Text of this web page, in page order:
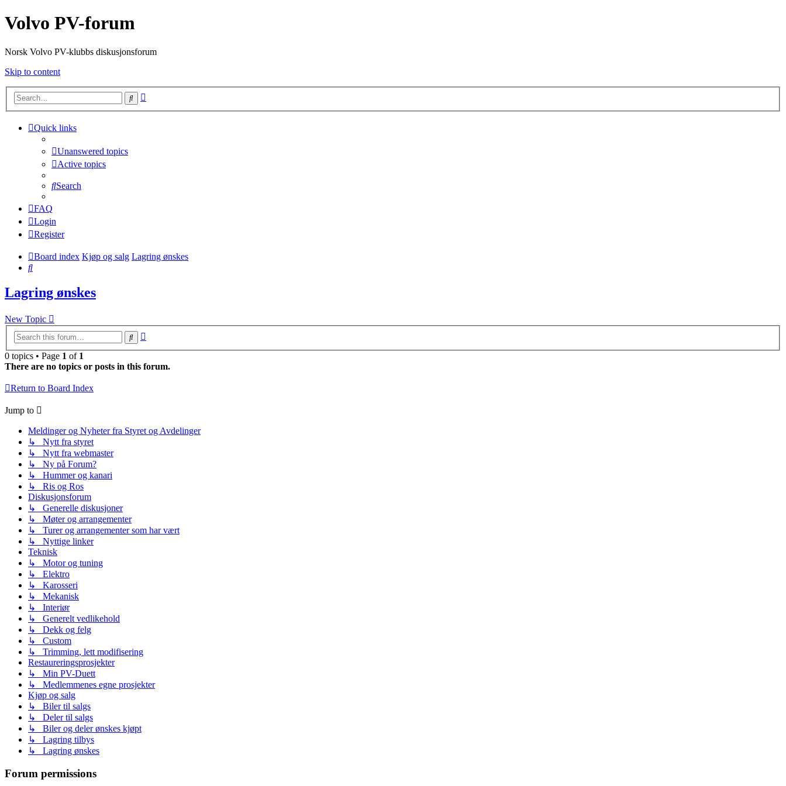
Volvo PV-forum
Norsk Volvo PV-klubbs diskusjonsforum
Skip to content
Search
Quick links
Unanswered topics
Active topics
Search
FAQ
Login
Register
Board index Kjøp og salg Lagring ønskes
Search
Lagring ønskes
New Topic
Search
0 topics • Page 1 of 1
There are no topics or posts in this forum.
Return to Board Index
Jump to
Meldinger og Nyheter fra Styret og Avdelinger
↳ Nytt fra styret
↳ Nytt fra webmaster
↳ Ny på Forum?
↳ Hummer og kanari
↳ Ris og Ros
Diskusjonsforum
↳ Generelle diskusjoner
↳ Møter og arrangementer
↳ Turer og arrangementer som har vært
↳ Nyttige linker
Teknisk
↳ Motor og tuning
↳ Elektro
↳ Karosseri
↳ Mekanisk
↳ Interiør
↳ Generelt vedlikehold
↳ Dekk og felg
↳ Custom
↳ Trimming, lett modifisering
Restaureringsprosjekter
↳ Min PV-Duett
↳ Medlemmenes egne prosjekter
Kjøp og salg
↳ Biler til salgs
↳ Deler til salgs
↳ Biler og deler ønskes kjøpt
↳ Lagring tilbys
↳ Lagring ønskes
Forum permissions